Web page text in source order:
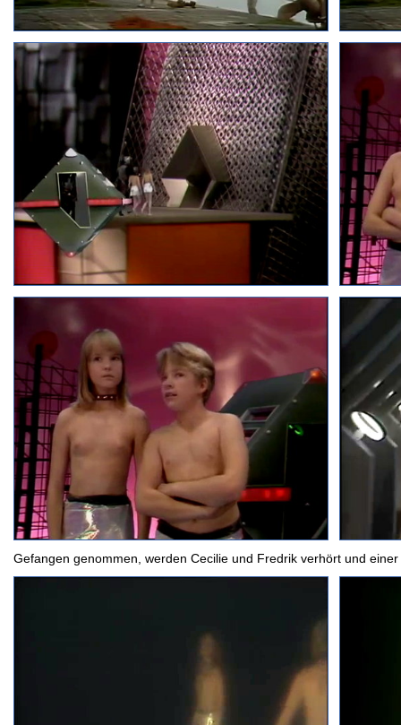
Gefangen genommen, werden Cecilie und Fredrik verhört und